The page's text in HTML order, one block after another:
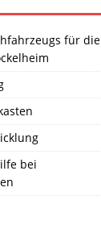
für die
bei